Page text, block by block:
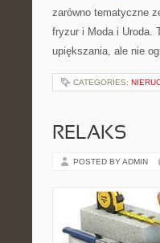
zarówno tematyczne
fryzur i Moda i Uroda.
upiększania, ale nie
CATEGORIES:
RELAKS
POSTED BY ADMIN